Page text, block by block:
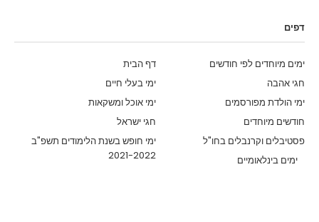
דפים
דף הבית
ימים מיוחדים לפי חודשים
ימי בעלי חיים
חגי אהבה
ימי אוכל ומשקאות
ימי הולדת מפורסמים
חגי ישראל
חודשים מיוחדים
ימי חופש בשנת הלימודים תשפ"ב
2021-2022
פסטיבלים וקרנבלים בחו"ל
ימים בינלאומיים